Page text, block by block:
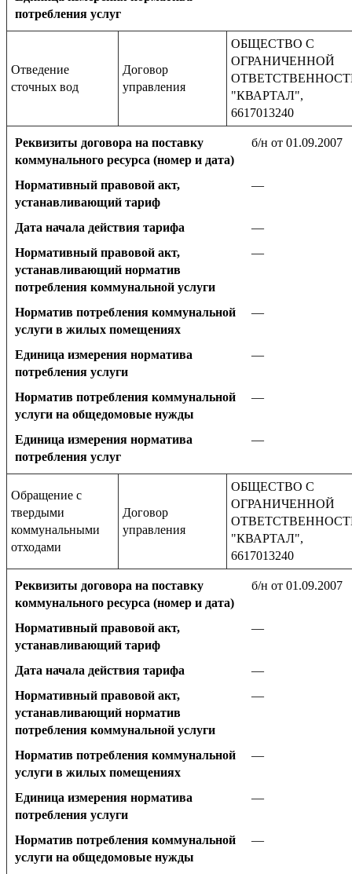
потребления услуг
Отведение
сточных вод
Договор
управления
ОБЩЕСТВО С
ОГРАНИЧЕННОЙ
"КВАРТАЛ",
6617013240
Реквизиты договора на поставку
коммунального ресурса (номер и дата)
б/н от 01.09.2007
Нормативный правовой акт,
устанавливающий тариф
—
Дата начала действия тарифа
—
Нормативный правовой акт,
устанавливающий норматив
потребления коммунальной услуги
—
Норматив потребления коммунальной
услуги в жилых помещениях
—
Единица измерения норматива
потребления услуги
—
Норматив потребления коммунальной
услуги на общедомовые нужды
—
Единица измерения норматива
потребления услуг
—
Обращение с
твердыми
коммунальными
отходами
Договор
управления
ОБЩЕСТВО С
ОГРАНИЧЕННОЙ
"КВАРТАЛ",
6617013240
Реквизиты договора на поставку
коммунального ресурса (номер и дата)
б/н от 01.09.2007
Нормативный правовой акт,
устанавливающий тариф
—
Дата начала действия тарифа
—
Нормативный правовой акт,
устанавливающий норматив
потребления коммунальной услуги
—
Норматив потребления коммунальной
услуги в жилых помещениях
—
Единица измерения норматива
потребления услуги
—
Норматив потребления коммунальной
услуги на общедомовые нужды
—